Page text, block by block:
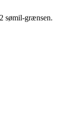
sømil-grænsen.